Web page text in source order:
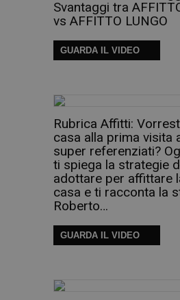
Svantaggi tra
vs AFFITTO LUNGO
GUARDA IL VIDEO
Rubrica Affitti:
casa alla prima visita
super referenziati?
ti spiega la strategie
adottare per affittare
casa e ti racconta la
Roberto…
GUARDA IL VIDEO